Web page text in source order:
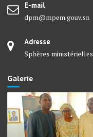
E-mail
dpm@mpem.gouv.sn
Adresse
Sphères
Galerie